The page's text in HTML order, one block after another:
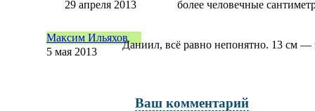
29 апреля 2013 более человечные
Максим Ильяхов
5 мая 2013
Даниил, всё равно непонятно. 13 см —
Ваш комментарий